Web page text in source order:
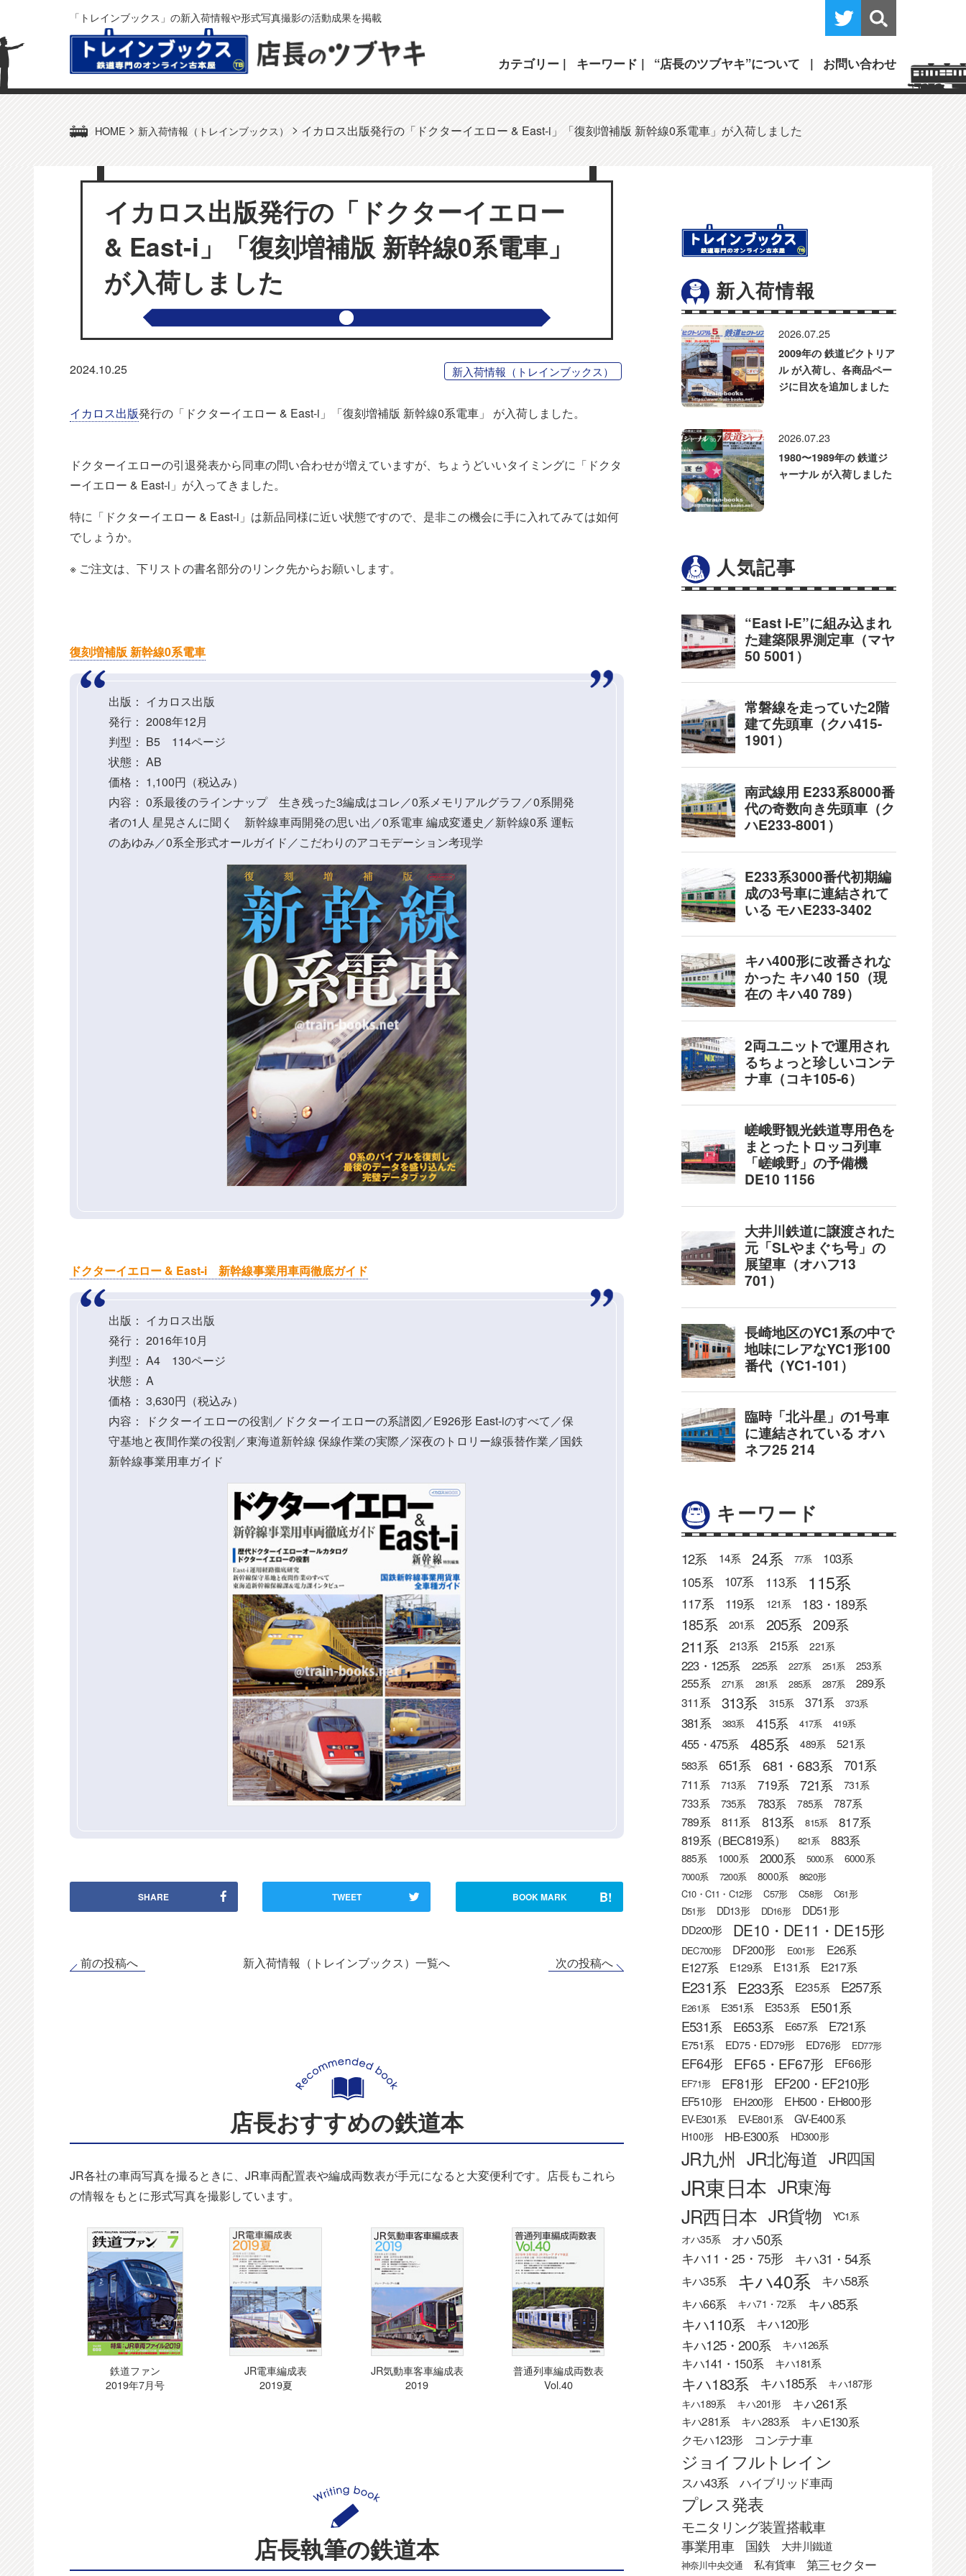
「トレインブックス」の新入荷情報や形式写真撮影の活動成果を掲載
カテゴリー キーワード “店長のツブヤキ”について お問い合わせ
HOME > 新入荷情報（トレインブックス） > イカロス出版発行の「ドクターイエロー & East-i」「復刻増補版 新幹線0系電車」が入荷しました
イカロス出版発行の「ドクターイエロー
& East-i」「復刻増補版 新幹線0系電車」
が入荷しました
2024.10.25 新入荷情報（トレインブックス）
イカロス出版発行の「ドクターイエロー & East-i」「復刻増補版 新幹線0系電車」 が入荷しました。
ドクターイエローの引退発表から同車の問い合わせが増えていますが、ちょうどいいタイミングに「ドクタ
ーイエロー & East-i」が入ってきました。
特に「ドクターイエロー & East-i」は新品同様に近い状態ですので、是非この機会に手に入れてみては如何
でしょうか。
※ ご注文は、下リストの書名部分のリンク先からお願いします。
復刻増補版 新幹線0系電車
出版： イカロス出版
発行： 2008年12月
判型： B5 114ページ
状態： AB
価格： 1,100円（税込み）
内容： 0系最後のラインナップ 生き残った3編成はコレ／0系メモリアルグラフ／0系開発
者の1人 星晃さんに聞く 新幹線車両開発の思い出／0系電車 編成変遷史／新幹線0系 運転
のあゆみ／0系全形式オールガイド／こだわりのアコモデーション考現学
ドクターイエロー & East-i 新幹線事業用車両徹底ガイド
出版： イカロス出版
発行： 2016年10月
判型： A4 130ページ
状態： A
価格： 3,630円（税込み）
内容： ドクターイエローの役割／ドクターイエローの系譜図／E926形 East-iのすべて／保
守基地と夜間作業の役割／東海道新幹線 保線作業の実際／深夜のトロリー線張替作業／国鉄
新幹線事業用車ガイド
SHARE TWEET BOOK MARK B!
前の投稿へ 新入荷情報（トレインブックス）一覧へ 次の投稿へ
店長おすすめの鉄道本
JR各社の車両写真を撮るときに、JR車両配置表や編成両数表が手元になると大変便利です。店長もこれら
の情報をもとに形式写真を撮影しています。
鉄道ファン
2019年7月号
JR電車編成表
2019夏
JR気動車客車編成表
2019
普通列車編成両数表
Vol.40
店長執筆の鉄道本
新入荷情報
2026.07.25
2009年の 鉄道ピクトリア
ル が入荷し、各商品ペー
ジに目次を追加しました
2026.07.23
1980〜1989年の 鉄道ジ
ャーナル が入荷しました
人気記事
キーワード
12系 14系 24系 77系 103系
105系 107系 113系 115系
117系 119系 121系 183・189系
185系 201系 205系 209系
211系 213系 215系 221系
223・125系 225系 227系 251系 253系
255系 271系 281系 285系 287系
289系
311系
313系 315系 371系 373系
381系 383系 415系 417系 419系
455・475系 485系 489系 521系
583系 651系 681・683系 701系
711系 713系 719系 721系 731系
733系 735系 783系 785系 787系
789系 811系 813系 815系 817系
819系（BEC819系） 821系 883系
885系 1000系 2000系 5000系 6000系
7000系 7200系 8000系
8620形
C10・C11・C12形
C57形 C58形
C61形
D51形
DD13形 DD16形 DD51形
DD200形 DE10・DE11・DE15形
DEC700形 DF200形 E001形 E26系
E127系 E129系 E131系 E217系
E231系 E233系 E235系 E257系
E261系 E351系 E353系 E501系
E531系 E653系 E657系 E721系
E751系 ED75・ED79形 ED76形 ED77形
EF64形 EF65・EF67形 EF66形
EF71形 EF81形 EF200・EF210形
EF510形 EH200形 EH500・EH800形
EV-E301系 EV-E801系 GV-E400系
H100形 HB-E300系 HD300形
JR九州 JR北海道 JR四国
JR東日本 JR東海
JR西日本 JR貨物
YC1系
オハ35系
オハ50系
キハ11・25・75形 キハ31・54系
キハ35系 キハ40系
キハ58系
キハ66系
キハ71・72系 キハ85系
キハ110系 キハ120形
キハ125・200系 キハ126系
キハ141・150系 キハ181系
キハ183系 キハ185系
キハ187形
キハ189系
キハ201形 キハ261系
キハ281系 キハ283系
キハE130系
クモハ123形
コンテナ車
ジョイフルトレイン
スハ43系 ハイブリッド車両
プレス発表
モニタリング装置搭載車
事業用車 国鉄 大井川鐵道
神奈川中央交通 私有貨車
第三セクター